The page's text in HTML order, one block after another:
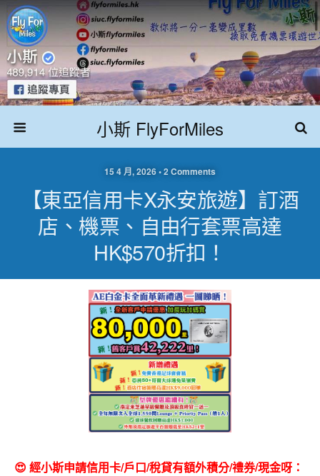
小斯 FlyForMiles
15 4 月, 2026 • 2 Comments
【東亞信用卡X永安旅遊】訂酒
店、機票、自由行套票高達
HK$570折扣！
😍 經小斯申請信用卡/戶口/稅貸有額外積分/禮券/現金呀：